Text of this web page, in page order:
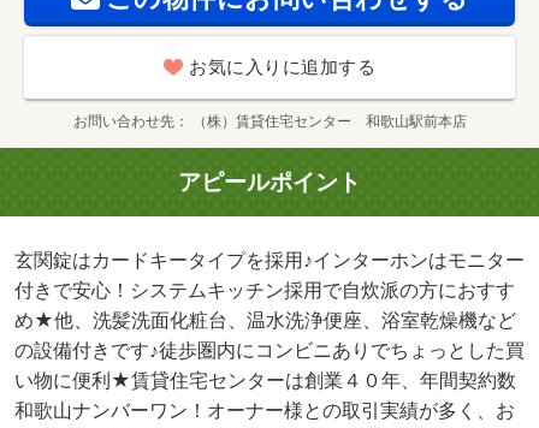
お気に入りに追加する
お問い合わせ先 （株）賃貸住宅センター 和歌山駅前本店
アピールポイント
玄関錠はカードキータイプを採用♪インターホンはモニター
付きで安心！システムキッチン採用で自炊派の方におすす
め★他、洗髪洗面化粧台、温水洗浄便座、浴室乾燥機など
の設備付きです♪徒歩圏内にコンビニありでちょっとした買
い物に便利★賃貸住宅センターは創業４０年、年間契約数
和歌山ナンバーワン！オーナー様との取引実績が多く、お